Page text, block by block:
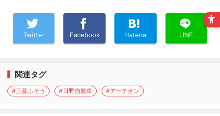
Twitter Facebook Hatena LINE
関連タグ
#三菱ふそう #日野自動車 #アーチオン